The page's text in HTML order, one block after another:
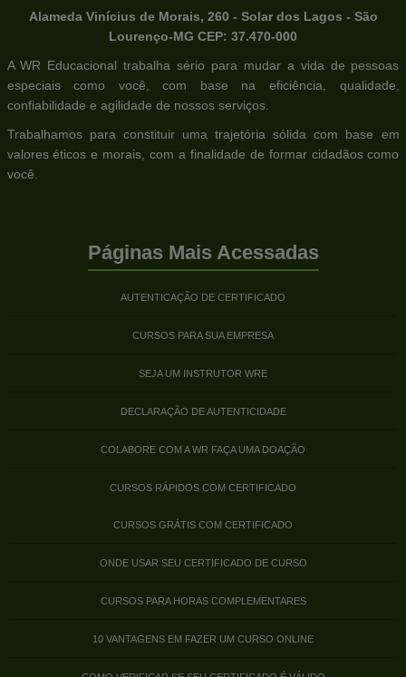
Alameda Vinícius de Morais, 260 - Solar dos Lagos - São
Lourenço-MG CEP: 37.470-000
A WR Educacional trabalha sério para mudar a vida de pessoas
especiais como você, com base na eficiência, qualidade,
confiabilidade e agilidade de nossos serviços.
Trabalhamos para constituir uma trajetória sólida com base em
valores éticos e morais, com a finalidade de formar cidadãos como
você.
Páginas Mais Acessadas
AUTENTICAÇÃO DE CERTIFICADO
CURSOS PARA SUA EMPRESA
SEJA UM INSTRUTOR WRE
DECLARAÇÃO DE AUTENTICIDADE
COLABORE COM A WR FAÇA UMA DOAÇÃO
CURSOS RÁPIDOS COM CERTIFICADO
CURSOS GRÁTIS COM CERTIFICADO
ONDE USAR SEU CERTIFICADO DE CURSO
CURSOS PARA HORAS COMPLEMENTARES
10 VANTAGENS EM FAZER UM CURSO ONLINE